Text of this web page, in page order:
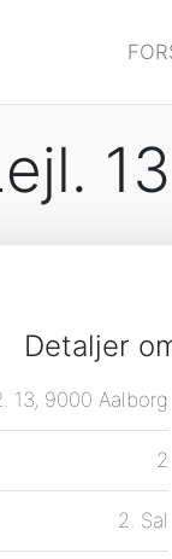
Detaljer
13, 9000 Aalborg
2
2. Sal